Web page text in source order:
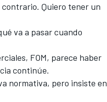
Quiero tener un
va a pasar cuando
FOM, parece haber
continúe.
normativa, pero insiste en